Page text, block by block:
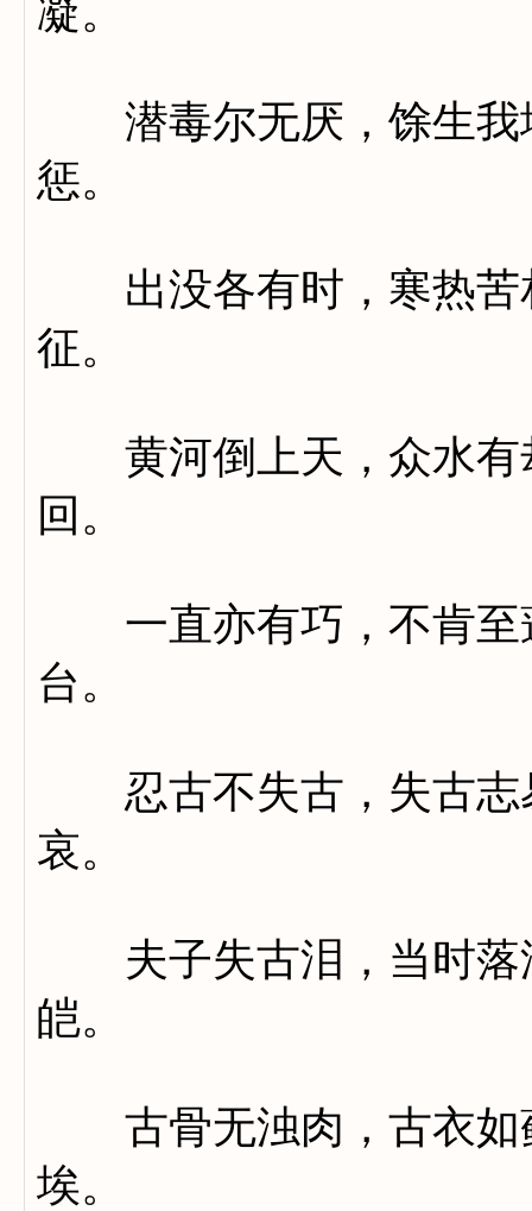
凝。
潜毒尔无厌，馀生我
惩。
出没各有时，寒热苦
征。
黄河倒上天，众水有
回。
一直亦有巧，不肯至
台。
忍古不失古，失古志
哀。
夫子失古泪，当时落
皑。
古骨无浊肉，古衣如
埃。